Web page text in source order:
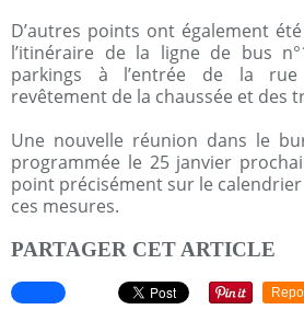
D’autres points ont également
l’itinéraire de la ligne de bus
parkings à l’entrée de la
revêtement de la chaussée et des
Une nouvelle réunion dans le
programmée le 25 janvier
point précisément sur le
ces mesures.
PARTAGER CET ARTICLE